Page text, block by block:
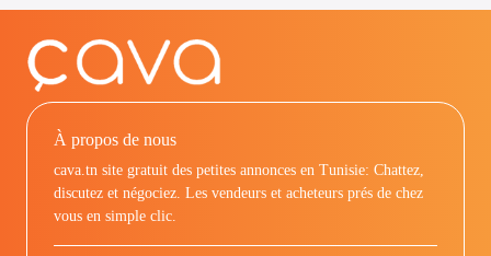
À propos de nous
cava.tn site gratuit des petites annonces en Tunisie: Chattez,
discutez et négociez. Les vendeurs et acheteurs prés de chez
vous en simple clic.